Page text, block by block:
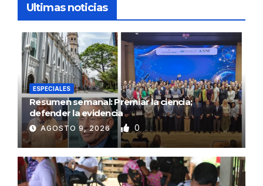
Ultimas noticias
ESPECIALES
Resumen semanal: Premiar la ciencia;
defender la evidencia
AGOSTO 9, 2026 0